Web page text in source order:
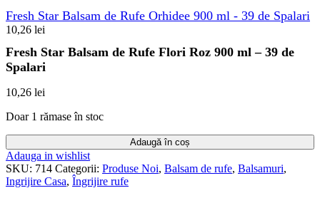
Fresh Star Balsam de Rufe Orhidee 900 ml - 39 de Spalari
10,26 lei
Fresh Star Balsam de Rufe Flori Roz 900 ml – 39 de
Spalari
10,26 lei
Doar 1 rămase în stoc
Adaugă în coș
Adauga in wishlist
SKU: 714 Categorii: Produse Noi, Balsam de rufe, Balsamuri,
Ingrijire Casa, Îngrijire rufe